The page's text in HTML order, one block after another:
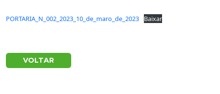
PORTARIA_N_002_2023_10_de_maro_de_2023 Baixar
VOLTAR